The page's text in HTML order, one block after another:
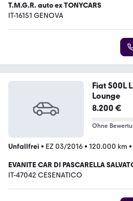
T.M.G.R. auto ex TONYCARS
IT-16151 GENOVA
Fiat 500L
Lounge
8.200 €
Ohne
Unfallfrei • EZ 03/2016• 120.000 km •
EVANITE CAR DI PASCARELLA
IT-47042 CESENATICO